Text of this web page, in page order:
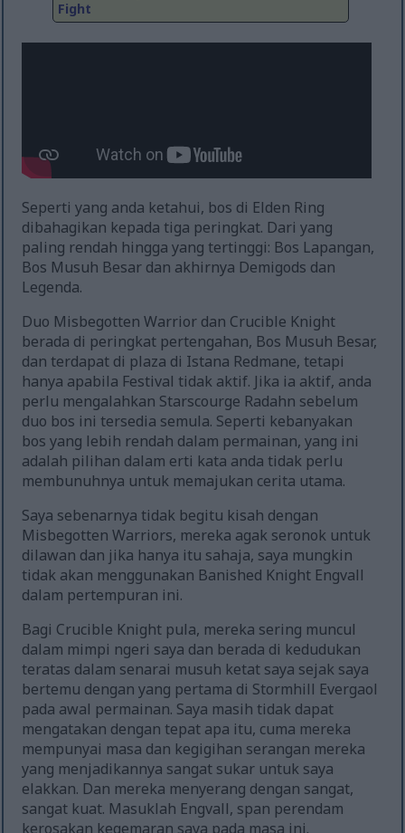
Fight
Seperti yang anda ketahui, bos di Elden Ring
dibahagikan kepada tiga peringkat. Dari yang
paling rendah hingga yang tertinggi: Bos Lapangan,
Bos Musuh Besar dan akhirnya Demigods dan
Legenda.
Duo Misbegotten Warrior dan Crucible Knight
berada di peringkat pertengahan, Bos Musuh Besar,
dan terdapat di plaza di Istana Redmane, tetapi
hanya apabila Festival tidak aktif. Jika ia aktif, anda
perlu mengalahkan Starscourge Radahn sebelum
duo bos ini tersedia semula. Seperti kebanyakan
bos yang lebih rendah dalam permainan, yang ini
adalah pilihan dalam erti kata anda tidak perlu
membunuhnya untuk memajukan cerita utama.
Saya sebenarnya tidak begitu kisah dengan
Misbegotten Warriors, mereka agak seronok untuk
dilawan dan jika hanya itu sahaja, saya mungkin
tidak akan menggunakan Banished Knight Engvall
dalam pertempuran ini.
Bagi Crucible Knight pula, mereka sering muncul
dalam mimpi ngeri saya dan berada di kedudukan
teratas dalam senarai musuh ketat saya sejak saya
bertemu dengan yang pertama di Stormhill Evergaol
pada awal permainan. Saya masih tidak dapat
mengatakan dengan tepat apa itu, cuma mereka
mempunyai masa dan kegigihan serangan mereka
yang menjadikannya sangat sukar untuk saya
elakkan. Dan mereka menyerang dengan sangat,
sangat kuat. Masuklah Engvall, span perendam
kerosakan kegemaran saya pada masa ini.